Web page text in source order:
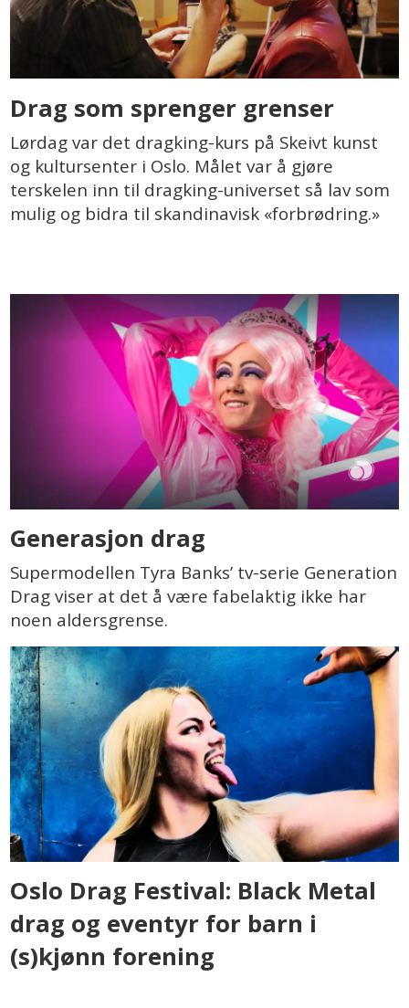
Drag som sprenger grenser
Lørdag var det dragking-kurs på Skeivt kunst
og kultursenter i Oslo. Målet var å gjøre
terskelen inn til dragking-universet så lav som
mulig og bidra til skandinavisk «forbrødring.»
Generasjon drag
Supermodellen Tyra Banks’ tv-serie Generation
Drag viser at det å være fabelaktig ikke har
noen aldersgrense.
Oslo Drag Festival: Black Metal
drag og eventyr for barn i
(s)kjønn forening